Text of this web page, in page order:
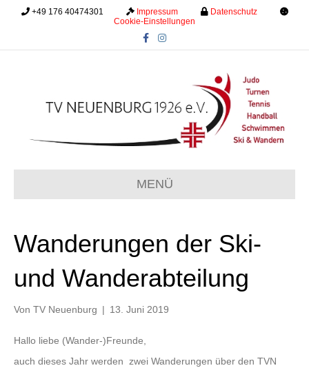
+49 176 40474301 Impressum Datenschutz
Cookie-Einstellungen
c
k
s
a
m
MENÜ
Wanderungen der Ski-
und Wanderabteilung
Von TV Neuenburg | 13. Juni 2019
Hallo liebe (Wander-)Freunde,
auch dieses Jahr werden zwei Wanderungen über den TVN